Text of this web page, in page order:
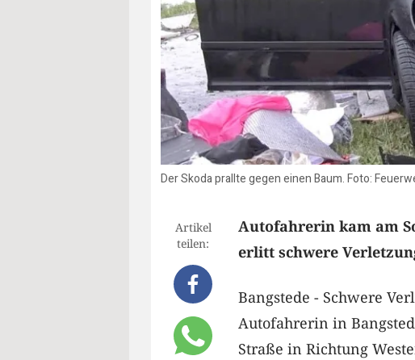
Der Skoda prallte gegen einen Baum. Foto:
Artikel
teilen:
Autofahrerin kam am
erlitt schwere
Bangstede - Schwere
Autofahrerin in
Straße in Richtung